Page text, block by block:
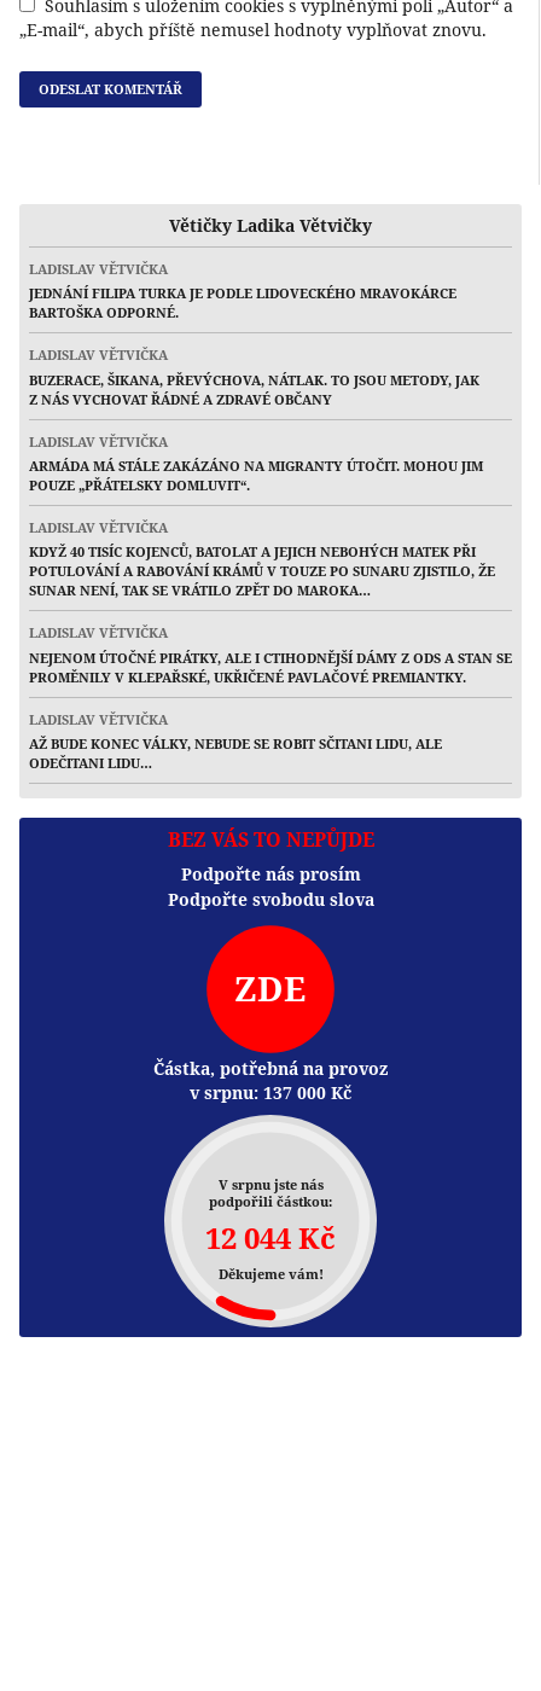
Souhlasím s uložením cookies s vyplněnými poli „Autor“ a
„E-mail“, abych příště nemusel hodnoty vyplňovat znovu.
Větičky Ladika Větvičky
LADISLAV VĚTVIČKA
JEDNÁNÍ FILIPA TURKA JE PODLE LIDOVECKÉHO MRAVOKÁRCE
BARTOŠKA ODPORNÉ.
LADISLAV VĚTVIČKA
BUZERACE, ŠIKANA, PŘEVÝCHOVA, NÁTLAK. TO JSOU METODY, JAK
Z NÁS VYCHOVAT ŘÁDNÉ A ZDRAVÉ OBČANY
LADISLAV VĚTVIČKA
ARMÁDA MÁ STÁLE ZAKÁZÁNO NA MIGRANTY ÚTOČIT. MOHOU JIM
POUZE „PŘÁTELSKY DOMLUVIT“.
LADISLAV VĚTVIČKA
KDYŽ 40 TISÍC KOJENCŮ, BATOLAT A JEJICH NEBOHÝCH MATEK PŘI
POTULOVÁNÍ A RABOVÁNÍ KRÁMŮ V TOUZE PO SUNARU ZJISTILO, ŽE
SUNAR NENÍ, TAK SE VRÁTILO ZPĚT DO MAROKA…
LADISLAV VĚTVIČKA
NEJENOM ÚTOČNÉ PIRÁTKY, ALE I CTIHODNĚJŠÍ DÁMY Z ODS A STAN SE
PROMĚNILY V KLEPAŘSKÉ, UKŘIČENÉ PAVLAČOVÉ PREMIANTKY.
LADISLAV VĚTVIČKA
AŽ BUDE KONEC VÁLKY, NEBUDE SE ROBIT SČITANI LIDU, ALE
ODEČITANI LIDU…
BEZ VÁS TO NEPŮJDE
Podpořte nás prosím
Podpořte svobodu slova
ZDE
Částka, potřebná na provoz
v srpnu: 137 000 Kč
V srpnu jste nás
podpořili částkou:
12 044 Kč
Děkujeme vám!